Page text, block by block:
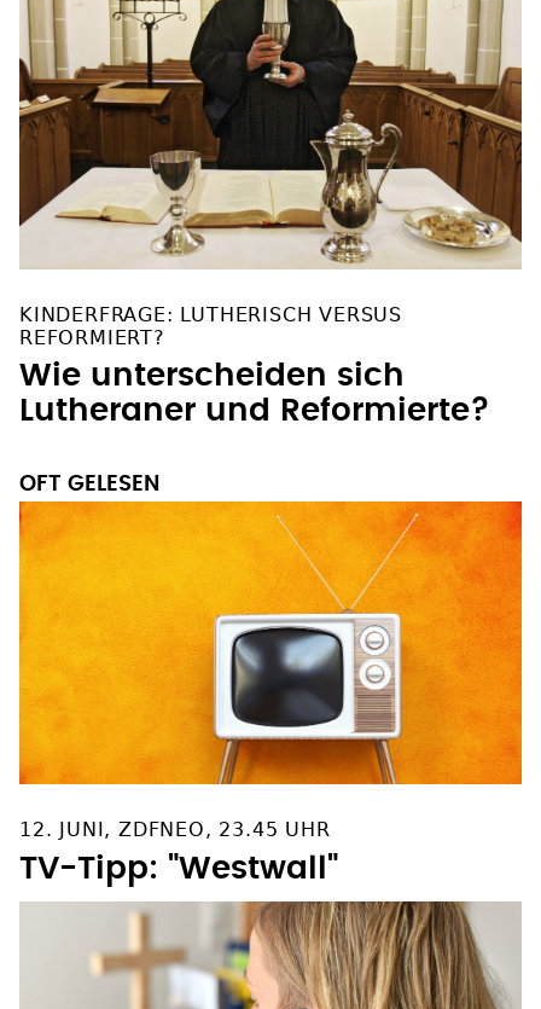
KINDERFRAGE: LUTHERISCH VERSUS
REFORMIERT?
Wie unterscheiden sich
Lutheraner und Reformierte?
OFT GELESEN
12. JUNI, ZDFNEO, 23.45 UHR
TV-Tipp: "Westwall"